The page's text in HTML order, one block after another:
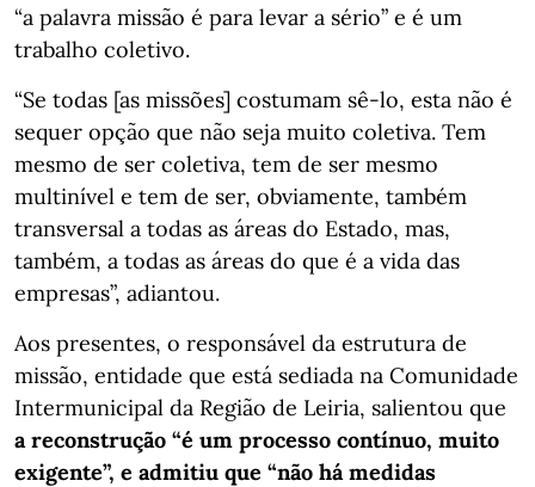
“a palavra missão é para levar a sério” e é um
trabalho coletivo.
“Se todas [as missões] costumam sê-lo, esta não é
sequer opção que não seja muito coletiva. Tem
mesmo de ser coletiva, tem de ser mesmo
multinível e tem de ser, obviamente, também
transversal a todas as áreas do Estado, mas,
também, a todas as áreas do que é a vida das
empresas”, adiantou.
Aos presentes, o responsável da estrutura de
missão, entidade que está sediada na Comunidade
Intermunicipal da Região de Leiria, salientou que
a reconstrução “é um processo contínuo, muito
exigente”, e admitiu que “não há medidas